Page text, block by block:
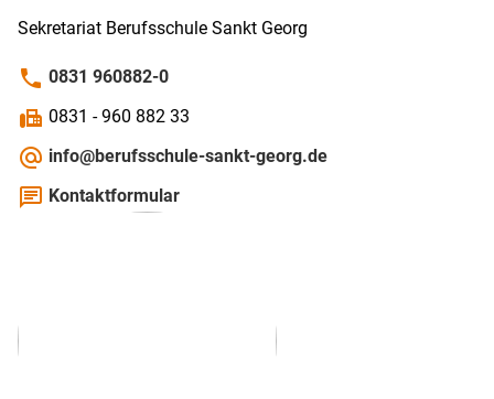
Sekretariat Berufs­schule Sankt Georg
phone 0831 960882-0
fax 0831 - 960 882 33
alternate_email info@berufsschule-sankt-georg.de
chat Kontaktformular